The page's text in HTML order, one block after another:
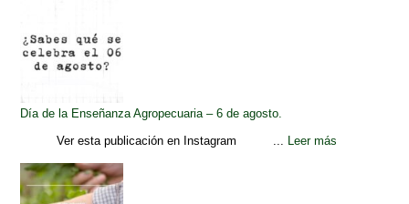
Día de la Enseñanza Agropecuaria – 6 de agosto.
Ver esta publicación en Instagram ... Leer más